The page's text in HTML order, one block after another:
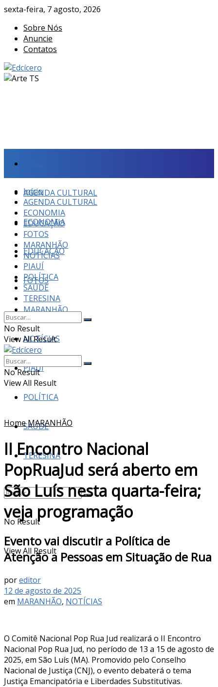
sexta-feira, 7 agosto, 2026
Sobre Nós
Anuncie
Contatos
AGENDA CULTURAL
ECONOMIA
EDUCAÇÃO
FOTOS
MARANHÃO
NOTÍCIAS
PIAUÍ
POLÍTICA
SAÚDE
TERESINA
No Result
View All Result
Início
AGENDA CULTURAL
ECONOMIA
EDUCAÇÃO
FOTOS
MARANHÃO
NOTÍCIAS
PIAUÍ
POLÍTICA
SAÚDE
TERESINA
No Result
View All Result
No Result
View All Result
Home MARANHÃO
II Encontro Nacional
PopRuaJud será aberto em
São Luís nesta quarta-feira;
veja programação
Evento vai discutir a Política de
Atenção a Pessoas em Situação de Rua
poreditor
12 de agosto de 2025
em MARANHÃO, NOTÍCIAS
O Comitê Nacional Pop Rua Jud realizará o II Encontro
Nacional Pop Rua Jud, no período de 13 a 15 de agosto de
2025, em São Luís (MA). Promovido pelo Conselho
Nacional de Justiça (CNJ), o evento debaterá o tema
Justiça Emancipatória e Liberdades Substitutivas.